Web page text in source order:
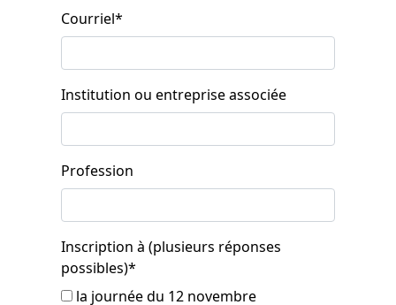
Courriel*
Institution ou entreprise associée
Profession
Inscription à (plusieurs réponses
possibles)*
la journée du 12 novembre